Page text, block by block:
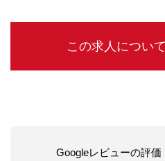
この求人につい
Googleレビューの評